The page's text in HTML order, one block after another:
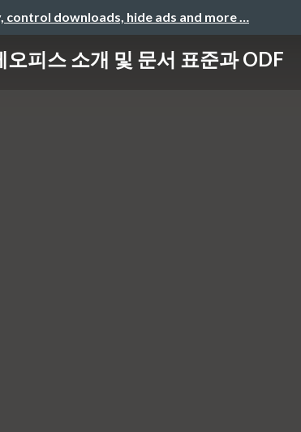
control downloads, hide ads and more …
피스 소개 및 문서 표준과 ODF